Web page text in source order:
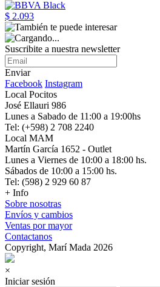
$ 2.093
Suscribite a nuestra newsletter
Enviar
Facebook Instagram
Local Pocitos
José Ellauri 986
Lunes a Sabado de 11:00 a 19:00hs
Tel: (+598) 2 708 2240
Local MAM
Martín García 1652 - Outlet
Lunes a Viernes de 10:00 a 18:00 hs.
Sábados de 10:00 a 15:00 hs.
Tel: (598) 2 929 60 87
+ Info
Sobre nosotras
Envíos y cambios
Ventas por mayor
Contactanos
Copyright, Marí Mada 2026
×
Iniciar sesión